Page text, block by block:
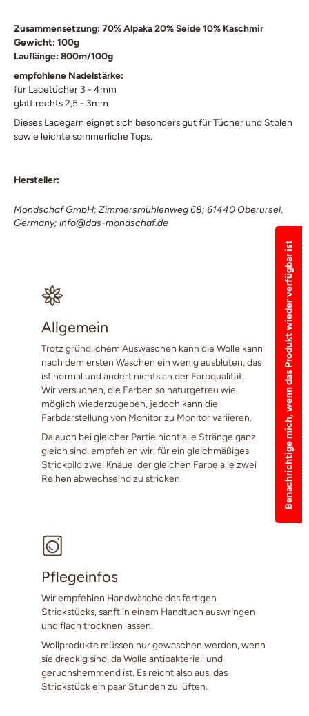
Zusammensetzung: 70% Alpaka 20% Seide 10% Kaschmir
Gewicht: 100g
Lauflänge: 800m/100g
empfohlene Nadelstärke:
für Lacetücher 3 - 4mm
glatt rechts 2,5 - 3mm
Dieses Lacegarn eignet sich besonders gut für Tücher und Stolen
sowie leichte sommerliche Tops.
Hersteller:
Mondschaf GmbH; Zimmersmühlenweg 68; 61440 Oberursel,
Germany; info@das-mondschaf.de
Allgemein
Trotz gründlichem Auswaschen kann die Wolle kann
nach dem ersten Waschen ein wenig ausbluten, das
ist normal und ändert nichts an der Farbqualität.
Wir versuchen, die Farben so naturgetreu wie
möglich wiederzugeben, jedoch kann die
Farbdarstellung von Monitor zu Monitor variieren.
Da auch bei gleicher Partie nicht alle Stränge ganz
gleich sind, empfehlen wir, für ein gleichmäßiges
Strickbild zwei Knäuel der gleichen Farbe alle zwei
Reihen abwechselnd zu stricken.
Pflegeinfos
Wir empfehlen Handwäsche des fertigen
Strickstücks, sanft in einem Handtuch auswringen
und flach trocknen lassen.
Wollprodukte müssen nur gewaschen werden, wenn
sie dreckig sind, da Wolle antibakteriell und
geruchshemmend ist. Es reicht also aus, das
Strickstück ein paar Stunden zu lüften.
Benachrichtige mich, wenn das Produkt wieder verfügbar ist